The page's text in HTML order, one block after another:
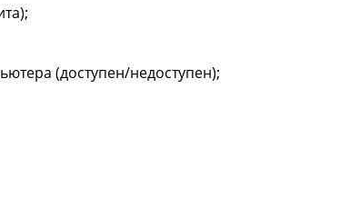
(доступен/недоступен);